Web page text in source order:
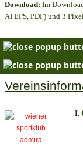
Download: Im
AI EPS, PDF) und 3
I.